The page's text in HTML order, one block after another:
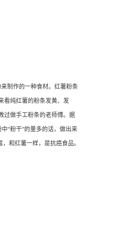
制作的一种食材。红薯粉条
看纯红薯的粉条发黄、发
过做手工粉条的老师傅。据
"粉干"的量多的话，做出来
和红薯一样，是抗癌食品。